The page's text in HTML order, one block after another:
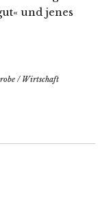
und jenes
/ Wirtschaft